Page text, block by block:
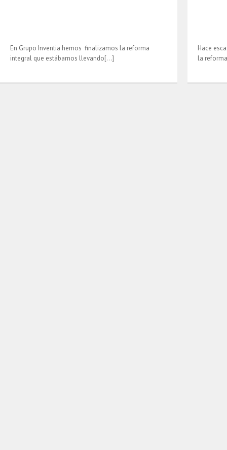
En Grupo Inventia hemos finalizamos la reforma
integral que estábamos llevando[…]
Hace
la